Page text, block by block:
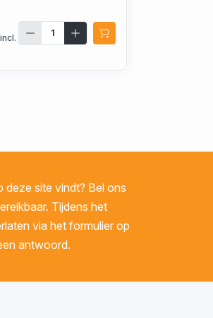
deze site vindt? Bel ons
Tijdens het
via het formulier op
antwoord.